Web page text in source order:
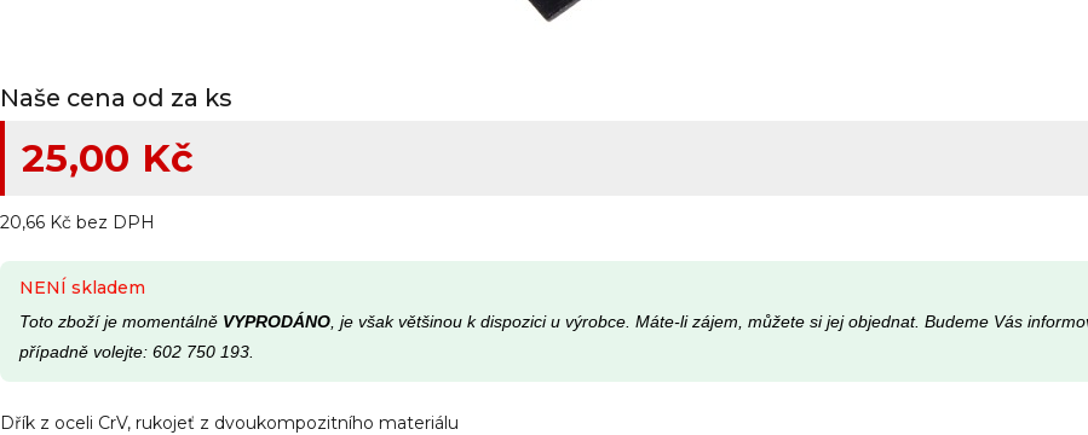
Naše cena od za ks
25,00 Kč
20,66 Kč bez DPH
NENÍ skladem
Toto zboží je momentálně VYPRODÁNO , je však většinou k dispozici u výrobce. Máte-li zájem, můžete si jej objednat. Budeme Vás
případně volejte: 602 750 193.
Dřík z oceli CrV, rukojeť z dvoukompozitního materiálu